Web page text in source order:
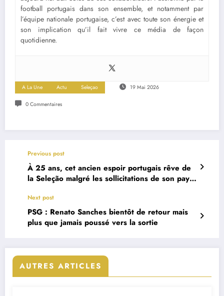
football portugais dans son ensemble, et notamment par
l’équipe nationale portugaise, c’est avec toute son énergie et
son implication qu’il fait vivre ce média de façon
quotidienne.
A La Une Actu Seleçao 19 Mai 2026
0 Commentaires
Previous post
À 25 ans, cet ancien espoir portugais rêve de
la Seleção malgré les sollicitations de son pays
Next post
PSG : Renato Sanches bientôt de retour mais
plus que jamais poussé vers la sortie
AUTRES ARTICLES